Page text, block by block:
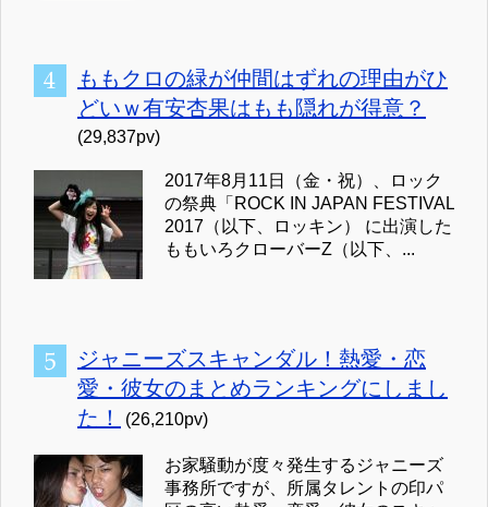
ももクロの緑が仲間はずれの理由がひ
どいｗ有安杏果はもも隠れが得意？
(29,837pv)
2017年8月11日（金・祝）、ロック
の祭典「ROCK IN JAPAN FESTIVAL
2017（以下、ロッキン） に出演した
ももいろクローバーZ（以下、...
ジャニーズスキャンダル！熱愛・恋
愛・彼女のまとめランキングにしまし
た！
(26,210pv)
お家騒動が度々発生するジャニーズ
事務所ですが、所属タレントの印パ